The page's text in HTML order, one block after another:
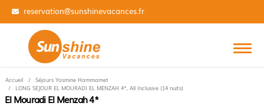
01 84 14 31 99
Accueil
Séjours Yasmine Hammamet
LONG SEJOUR EL MOURADI EL MENZAH 4*, All Inclusive (14 nuits)
El Mouradi El Menzah 4*